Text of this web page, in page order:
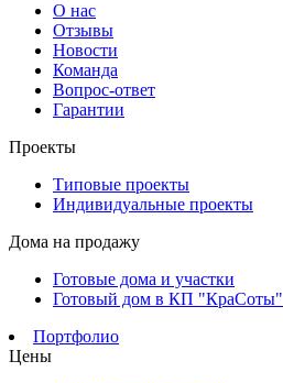
О нас
Отзывы
Новости
Команда
Вопрос-ответ
Гарантии
Проекты
Типовые проекты
Индивидуальные проекты
Дома на продажу
Готовые дома и участки
Готовый дом в КП "КраСоты"
Портфолио
Цены